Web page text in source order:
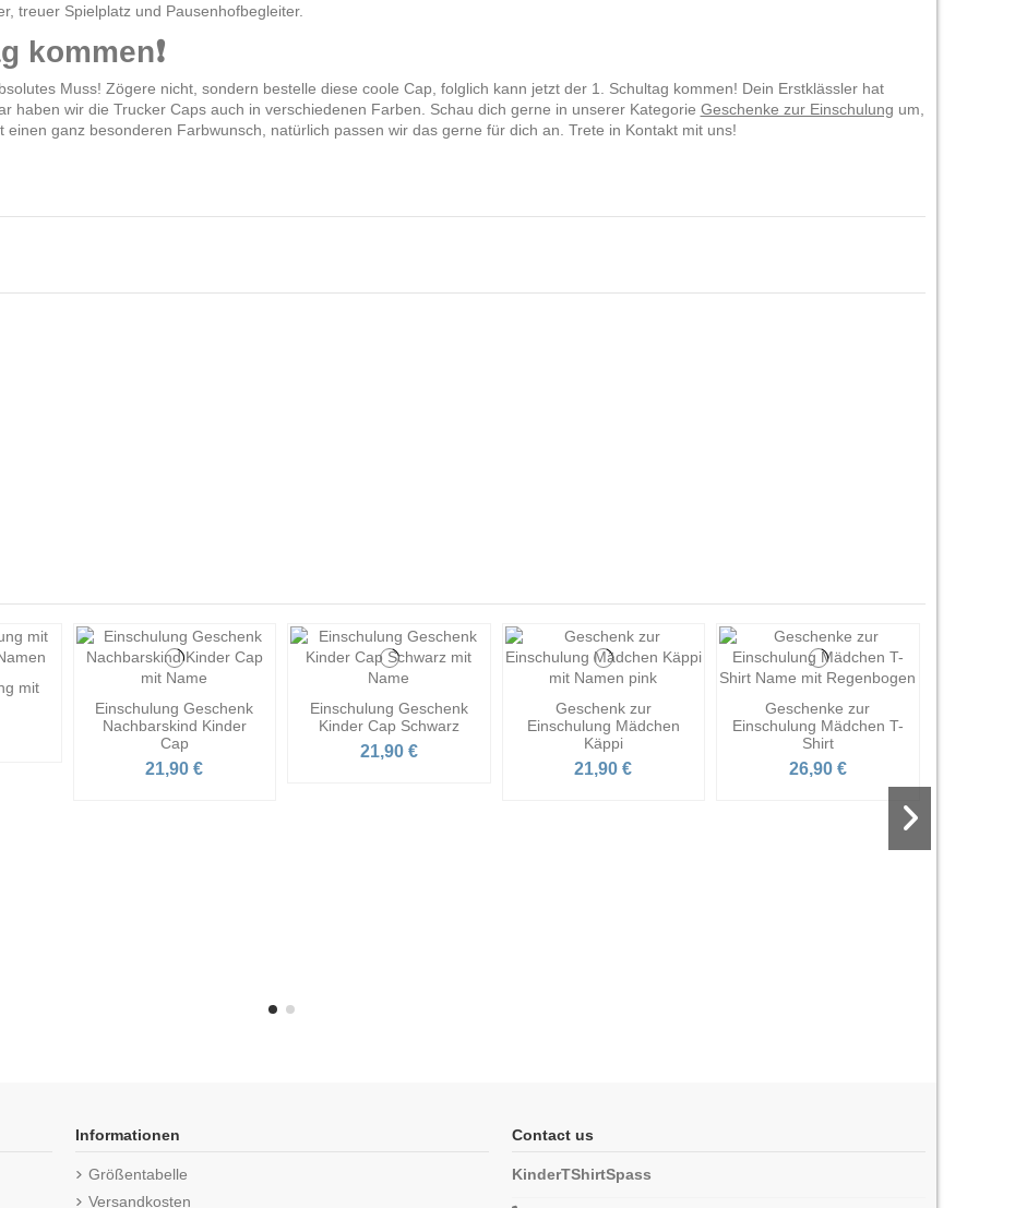
treuer Spielplatz und Pausenhofbegleiter.
kommen❗
Muss! Zögere nicht, sondern bestelle diese coole Cap, folglich kann jetzt der 1. Schultag kommen! Dein Erstklässler hat
haben wir die Trucker Caps auch in verschiedenen Farben. Schau dich gerne in unserer Kategorie Geschenke zur Einschulung um,
ganz besonderen Farbwunsch, natürlich passen wir das gerne für dich an. Trete in Kontakt mit uns!
mit
Einschulung Geschenk
Nachbarskind Kinder
Cap
21,90 €
Einschulung Geschenk
Kinder Cap Schwarz
21,90 €
Geschenk zur
Einschulung Mädchen
Käppi
21,90 €
Geschenke zur
Einschulung Mädchen T-
Shirt
26,90 €
Informationen
Größentabelle
Versandkosten
Contact us
KinderTShirtSpass